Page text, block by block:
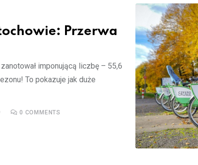
Przerwa
imponującą liczbę – 55,6
To pokazuje jak duże
0 COMMENTS